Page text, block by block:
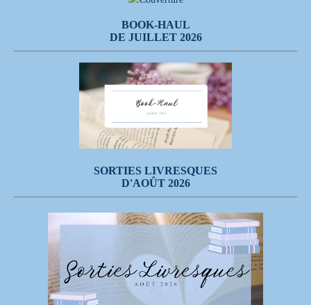
BOOK-HAUL
DE JUILLET 2026
SORTIES LIVRESQUES
D'AOÛT 2026